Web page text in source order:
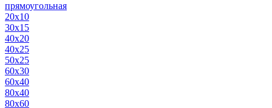
прямоугольная
20х10
30х15
40х20
40х25
50х25
60х30
60х40
80х40
80х60